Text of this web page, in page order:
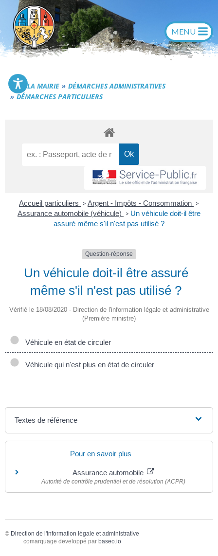
contenu
Commune de Générac
LA MAIRIE
DÉMARCHES ADMINISTRATIVES
DÉMARCHES PARTICULIERS
Accueil particuliers > Argent - Impôts - Consommation >
Assurance automobile (véhicule) > Un véhicule doit-il être
assuré même s'il n'est pas utilisé ?
Question-réponse
Un véhicule doit-il être assuré
même s'il n'est pas utilisé ?
Vérifié le 18/08/2020 - Direction de l'information légale et administrative
(Première ministre)
Véhicule en état de circuler
Véhicule qui n'est plus en état de circuler
Textes de référence
Pour en savoir plus
Assurance automobile
Autorité de contrôle prudentiel et de résolution (ACPR)
© Direction de l'information légale et administrative
comarquage developpé par baseo.io